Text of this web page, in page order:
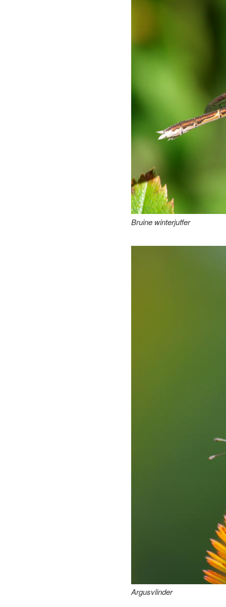
Bruine winterjuffer
Argusvlinder